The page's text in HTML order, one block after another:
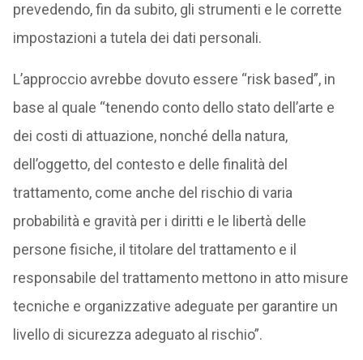
prevedendo, fin da subito, gli strumenti e le corrette
impostazioni a tutela dei dati personali.
L’approccio avrebbe dovuto essere “risk based”, in
base al quale “tenendo conto dello stato dell’arte e
dei costi di attuazione, nonché della natura,
dell’oggetto, del contesto e delle finalità del
trattamento, come anche del rischio di varia
probabilità e gravità per i diritti e le libertà delle
persone fisiche, il titolare del trattamento e il
responsabile del trattamento mettono in atto misure
tecniche e organizzative adeguate per garantire un
livello di sicurezza adeguato al rischio”.